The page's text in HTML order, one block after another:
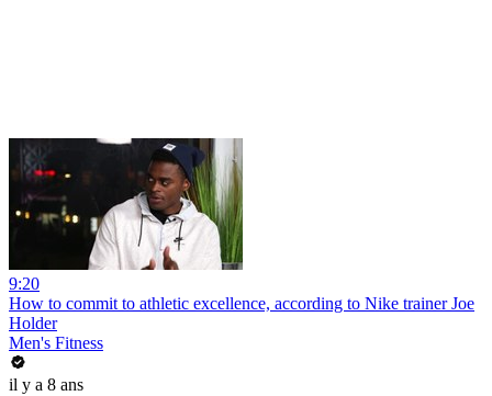
9:20
How to commit to athletic excellence, according to Nike trainer Joe
Holder
Men's Fitness
il y a 8 ans